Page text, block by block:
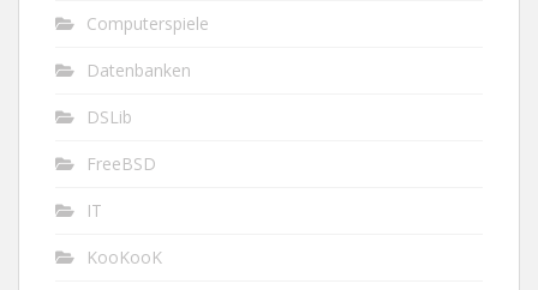
Computerspiele
Datenbanken
DSLib
FreeBSD
IT
KooKooK